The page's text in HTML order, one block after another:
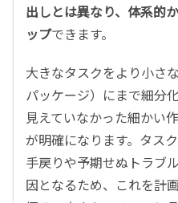
出しとは異なり、体系的
ップできます。
大きなタスクをより小さ
パッケージ）にまで細分
見えていなかった細かい
が明確になります。タス
手戻りや予期せぬトラブ
因となるため、これを計